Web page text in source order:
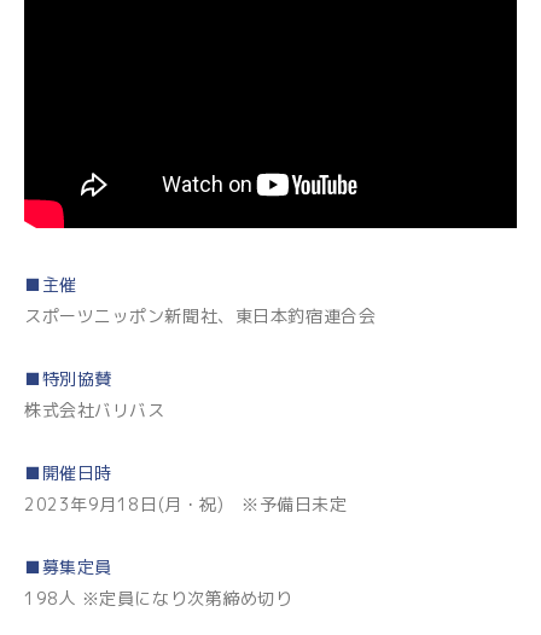
■主催
スポーツニッポン新聞社、東日本釣宿連合会
■特別協賛
株式会社バリバス
■開催日時
2023年9月18日(月・祝) ※予備日未定
■募集定員
198人 ※定員になり次第締め切り